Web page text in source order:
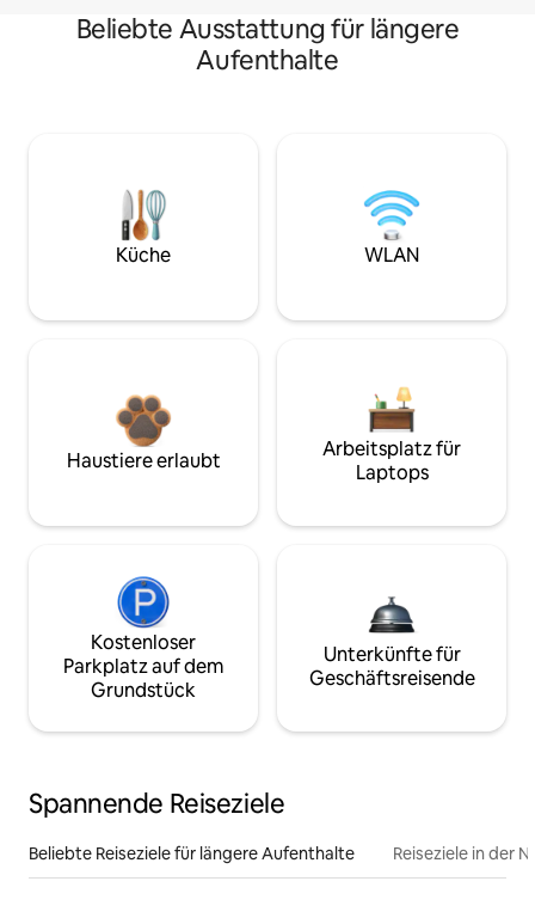
Beliebte Ausstattung für längere
Aufenthalte
Küche WLAN
Haustiere erlaubt
Arbeitsplatz für
Laptops
Kostenloser
Parkplatz auf dem
Grundstück
Unterkünfte für
Geschäftsreisende
Spannende Reiseziele
Beliebte Reiseziele für längere Aufenthalte Reiseziele in der